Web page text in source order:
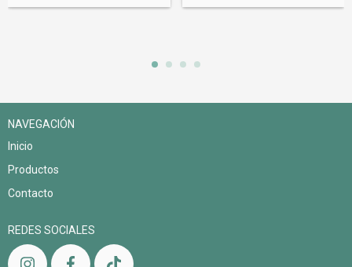
NAVEGACIÓN
Inicio
Productos
Contacto
REDES SOCIALES